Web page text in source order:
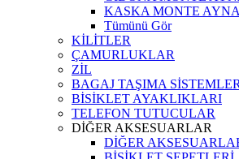
KASKA MONTE
Tümünü Gör
KİLİTLER
ÇAMURLUKLAR
ZİL
BAGAJ TAŞIMA
BİSİKLET AYAKLIKLARI
TELEFON TUTUCULAR
DİĞER AKSESUARLAR
DİĞER